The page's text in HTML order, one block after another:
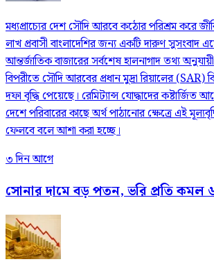
মধ্যপ্রাচ্যের দেশ সৌদি আরবে কঠোর পরিশ্রম করে
লাখ প্রবাসী বাংলাদেশির জন্য একটি দারুণ সুসংবাদ
আন্তর্জাতিক বাজারের সর্বশেষ হালনাগাদ তথ্য
বিপরীতে সৌদি আরবের প্রধান মুদ্রা রিয়ালের
দফা বৃদ্ধি পেয়েছে। রেমিট্যান্স যোদ্ধাদের
দেশে পরিবারের কাছে অর্থ পাঠানোর ক্ষেত্রে এই
ফেলবে বলে আশা করা হচ্ছে।
৩ দিন আগে
সোনার দামে বড় পতন, ভরি প্রতি কমল